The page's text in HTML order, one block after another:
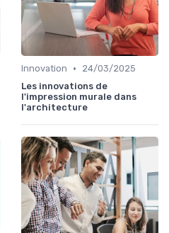
Innovation •
24/03/2025
Les innovations de
l'impression murale dans
l'architecture